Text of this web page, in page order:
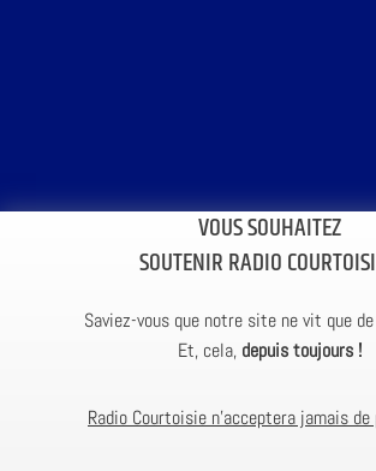
VOUS SOUHAITEZ
SOUTENIR RADIO
Saviez-vous que notre site ne vit que
Et, cela, depuis toujours !
Radio Courtoisie n’acceptera jamais